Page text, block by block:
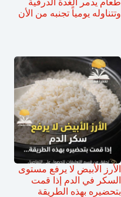
طعام يدمر الغدة الدرقية
وتتناوله يومياً تجنبه من الأن
الأرز الأبيض لا يرفع مستوى
السكر في الدم إذا قمت
بتحضيره بهذه الطريقة